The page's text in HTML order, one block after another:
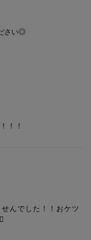
キース
さい◎
！！
んでした！！おケツ